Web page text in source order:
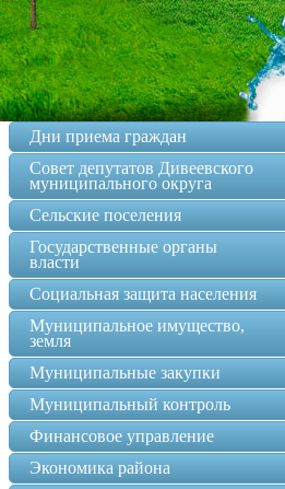
Дни приема граждан
Совет депутатов Дивеевского
муниципального округа
Сельские поселения
Государственные органы
власти
Социальная защита населения
Муниципальное имущество,
земля
Муниципальные закупки
Муниципальный контроль
Финансовое управление
Экономика района